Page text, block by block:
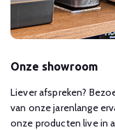
Onze showroom
Liever afspreken?
van onze jarenlange
onze producten live in